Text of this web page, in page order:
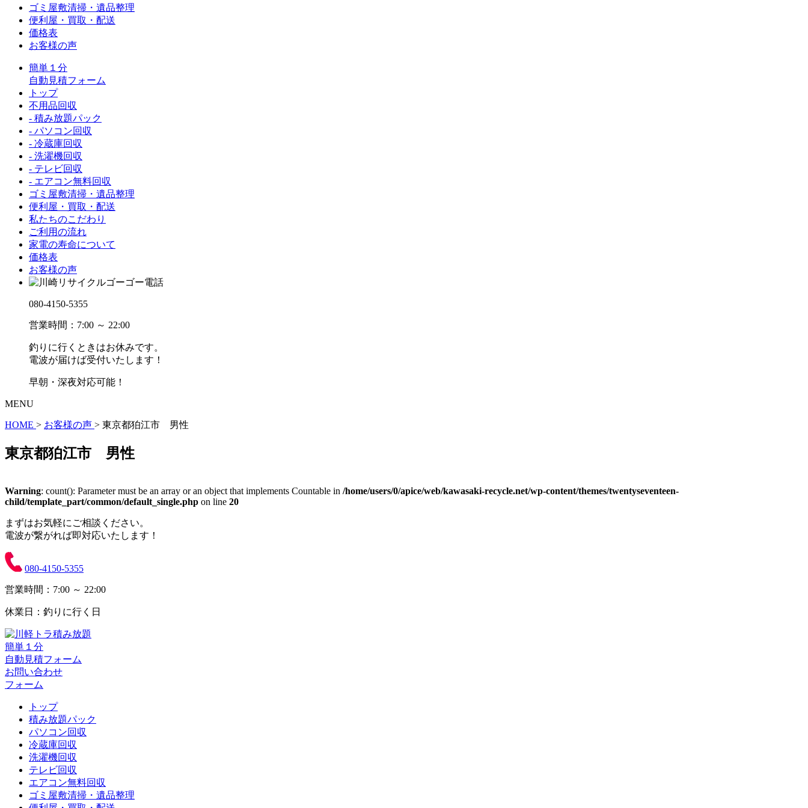
ゴミ屋敷清掃・遺品整理
便利屋・買取・配送
価格表
お客様の声
簡単１分
自動見積フォーム
トップ
不用品回収
- 積み放題パック
- パソコン回収
- 冷蔵庫回収
- 洗濯機回収
- テレビ回収
- エアコン無料回収
ゴミ屋敷清掃・遺品整理
便利屋・買取・配送
私たちのこだわり
ご利用の流れ
家電の寿命について
価格表
お客様の声
080-4150-5355
営業時間：7:00 ～ 22:00
釣りに行くときはお休みです。
電波が届けば受付いたします！
早朝・深夜対応可能！
MENU
HOME > お客様の声 > 東京都狛江市 男性
東京都狛江市 男性
Warning: count(): Parameter must be an array or an object that implements Countable in /home/users/0/apice/web/kawasaki-recycle.net/wp-content/themes/twentyseventeen-
child/template_part/common/default_single.php on line 20
まずはお気軽にご相談ください。
電波が繋がれば即対応いたします！
080-4150-5355
営業時間：7:00 ～ 22:00
休業日：釣りに行く日
簡単１分
自動見積フォーム
お問い合わせ
フォーム
トップ
積み放題パック
パソコン回収
冷蔵庫回収
洗濯機回収
テレビ回収
エアコン無料回収
ゴミ屋敷清掃・遺品整理